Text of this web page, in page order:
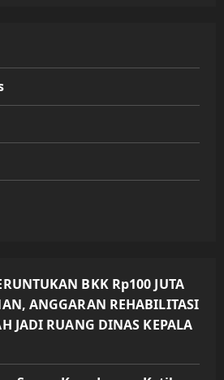
BKK Rp100 JUTA
ANGGARAN REHABILITASI
JADI RUANG DINAS KEPALA